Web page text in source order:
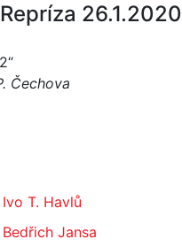
26.1.2020
Čechova
Ivo T. Havlů
Bedřich Jansa